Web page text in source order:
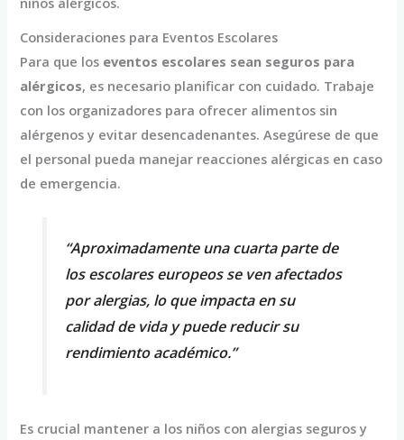
Consideraciones para Eventos Escolares
Para que los eventos escolares sean seguros para
alérgicos, es necesario planificar con cuidado. Trabaje
con los organizadores para ofrecer alimentos sin
alérgenos y evitar desencadenantes. Asegúrese de que
el personal pueda manejar reacciones alérgicas en caso
de emergencia.
“Aproximadamente una cuarta parte de
los escolares europeos se ven afectados
por alergias, lo que impacta en su
calidad de vida y puede reducir su
rendimiento académico.”
Es crucial mantener a los niños con alergias seguros y